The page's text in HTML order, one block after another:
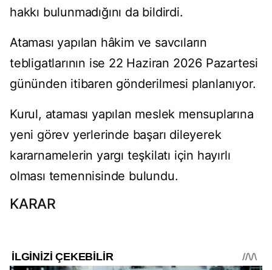
hakkı bulunmadığını da bildirdi.
Ataması yapılan hâkim ve savcıların
tebligatlarının ise 22 Haziran 2026 Pazartesi
gününden itibaren gönderilmesi planlanıyor.
Kurul, ataması yapılan meslek mensuplarına
yeni görev yerlerinde başarı dileyerek
kararnamelerin yargı teşkilatı için hayırlı
olması temennisinde bulundu.
KARAR